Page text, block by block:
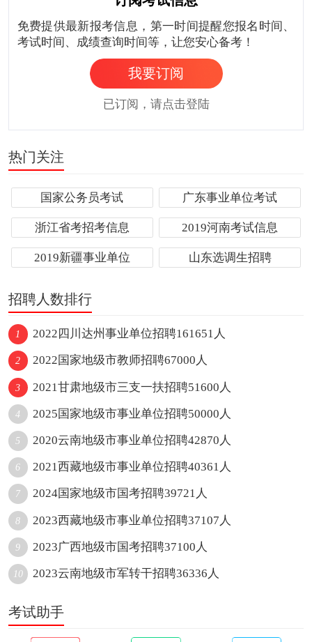
免费提供最新报考信息，第一时间提醒您报名时间、
考试时间、成绩查询时间等，让您安心备考！
我要订阅
已订阅，请点击登陆
热门关注
国家公务员考试 广东事业单位考试
浙江省考招考信息 2019河南考试信息
2019新疆事业单位 山东选调生招聘
招聘人数排行
1 2022四川达州事业单位招聘161651人
2 2022国家地级市教师招聘67000人
3 2021甘肃地级市三支一扶招聘51600人
4 2025国家地级市事业单位招聘50000人
5 2020云南地级市事业单位招聘42870人
6 2021西藏地级市事业单位招聘40361人
7 2024国家地级市国考招聘39721人
8 2023西藏地级市事业单位招聘37107人
9 2023广西地级市国考招聘37100人
10 2023云南地级市军转干招聘36336人
考试助手